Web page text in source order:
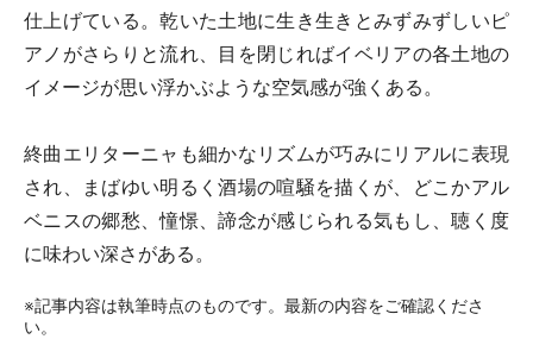
仕上げている。乾いた土地に生き生きとみずみずしいピ
アノがさらりと流れ、目を閉じればイベリアの各土地の
イメージが思い浮かぶような空気感が強くある。
終曲エリターニャも細かなリズムが巧みにリアルに表現
され、まばゆい明るく酒場の喧騒を描くが、どこかアル
ベニスの郷愁、憧憬、諦念が感じられる気もし、聴く度
に味わい深さがある。
※記事内容は執筆時点のものです。最新の内容をご確認くださ
い。